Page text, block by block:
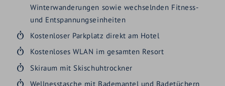
Winterwanderungen sowie wechselnden Fitness-
und Entspannungseinheiten
Kostenloser Parkplatz direkt am Hotel
Kostenloses WLAN im gesamten Resort
Skiraum mit Skischuhtrockner
Wellnesstasche mit Bademantel und Badetüchern